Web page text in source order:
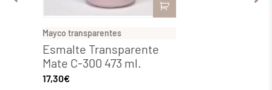
Mayco transparentes
Esmalte Transparente
Mate C-300 473 ml.
17,30€